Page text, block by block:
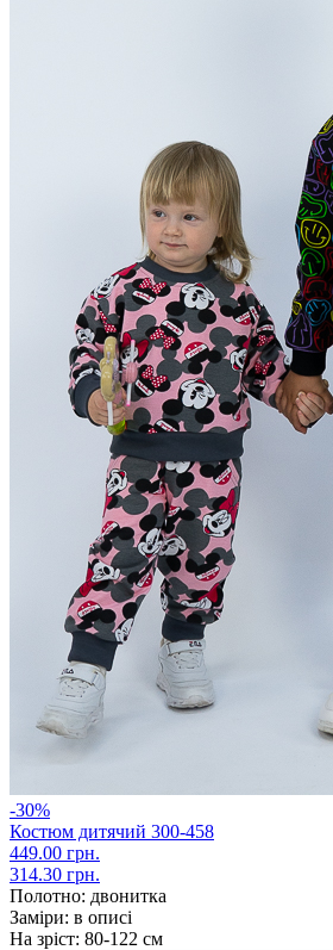
-30%
Костюм дитячий 300-458
449.00 грн.
314.30 грн.
Полотно: двонитка
Заміри: в описі
На зріст: 80-122 см